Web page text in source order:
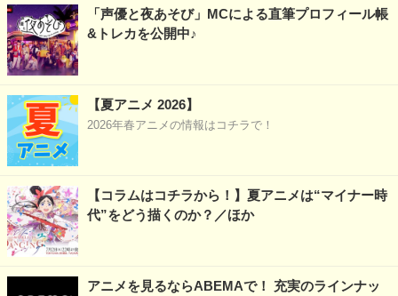
「声優と夜あそび」MCによる直筆プロフィール帳
&トレカを公開中♪
【夏アニメ 2026】
2026年春アニメの情報はコチラで！
【コラムはコチラから！】夏アニメは“マイナー時
代”をどう描くのか？／ほか
アニメを見るならABEMAで！ 充実のラインナッ